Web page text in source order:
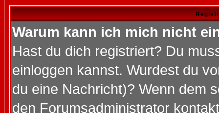
Warum kann ich mich nicht
Hast du dich registriert? Du
einloggen kannst. Wurdest du
du eine Nachricht)? Wenn dem
den Forumsadministrator